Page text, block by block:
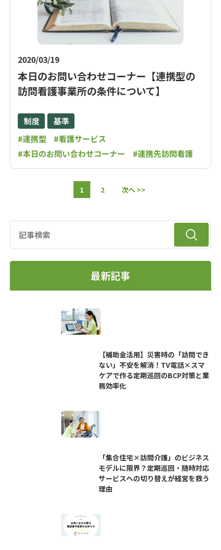
2020/03/19
本日のお問い合わせコーナー【連携型の
訪問看護事業所の条件について】
制度
基準
#連携型
#看護サービス
#本日のお問い合わせコーナー
#連携先訪問看護
1 2 次へ >>
最新記事
【補助金活用】災害時の「訪問でき
ない」不安を解消！TV電話×スマ
ケアで作る定期巡回のBCP対策と業
務効率化
「集合住宅×訪問介護」のビジネス
モデルに限界？定期巡回・随時対応
サービスへの切り替えが経営を救う
理由